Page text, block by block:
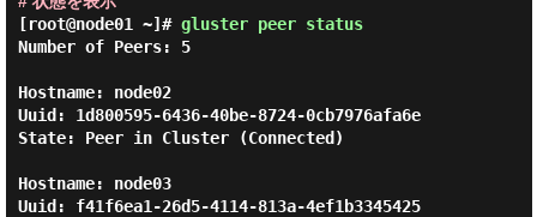
[root@node01 ~]# gluster peer status
Number of Peers: 5
Hostname: node02
Uuid: 1d800595-6436-40be-8724-0cb7976afa6e
State: Peer in Cluster (Connected)
Hostname: node03
Uuid: f41f6ea1-26d5-4114-813a-4ef1b3345425